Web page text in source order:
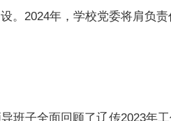
。2024年，学校党委将肩负
班子全面回顾了辽传2023年